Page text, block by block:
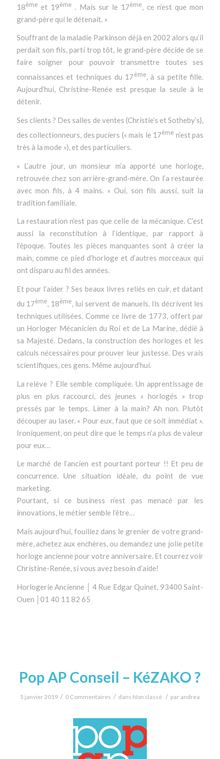
18èmeet 19ème . Mais sur le 17ème
, ce n’est que mon
grand-père qui le détenait. »
Souffrant de la maladie Parkinson déjà en 2002 alors qu’il
perdait son fils, parti trop tôt, le grand-père décide de se
faire soigner pour pouvoir transmettre toutes ses
connaissances et techniques du 17 ème, à sa petite fille.
Aujourd’hui, Christine-Renée est presque la seule à le
détenir.
Ses clients ? Des salles de ventes (Christie’s et Sotheby’s),
des collectionneurs, des puciers (« mais le 17ème n’est pas
très à la mode »), et des particuliers.
« L’autre jour, un monsieur m’a apporté une horloge,
retrouvée chez son arrière-grand-mère. On l’a restaurée
avec mon fils, à 4 mains. » Oui, son fils aussi, suit la
tradition familiale.
La restauration n’est pas que celle de la mécanique. C’est
aussi la reconstitution à l’identique, par rapport à
l’époque. Toutes les pièces manquantes sont à créer la
main, comme ce pied d’horloge et d’autres morceaux qui
ont disparu au fil des années.
Et pour l’aider ? Ses beaux livres reliés en cuir, et datant
du 17ème, 18ème, lui servent de manuels. Ils décrivent les
techniques utilisées. Comme ce livre de 1773, offert par
un Horloger Mécanicien du Roi et de La Marine, dédié à
sa Majesté. Dedans, la construction des horloges et les
calculs nécessaires pour prouver leur justesse. Des vrais
scientifiques, ces gens. Même aujourd’hui.
La relève ? Elle semble compliquée. Un apprentissage de
plus en plus raccourci, des jeunes « horlogés » trop
pressés par le temps. Limer à la main? Ah non. Plutôt
découper au laser. « Pour eux, faut que ce soit immédiat ».
Ironiquement, on peut dire que le temps n’a plus de valeur
pour eux…
Le marché de l’ancien est pourtant porteur !! Et peu de
concurrence. Une situation idéale, du point de vue
marketing.
Pourtant, si ce business n’est pas menacé par les
innovations, le métier semble l’être…
Mais aujourd’hui, fouillez dans le grenier de votre grand-
mère, achetez aux enchères, ou demandez une jolie petite
horloge ancienne pour votre anniversaire. Et courrez voir
Christine-Renée, si vous avez besoin d’aide!
Horlogerie Ancienne │ 4 Rue Edgar Quinet, 93400 Saint-
Ouen │01 40 11 82 65
Pop AP Conseil – KéZAKO ?
5 janvier 2019 / 0 Commentaires / dans Non classé / par andrea